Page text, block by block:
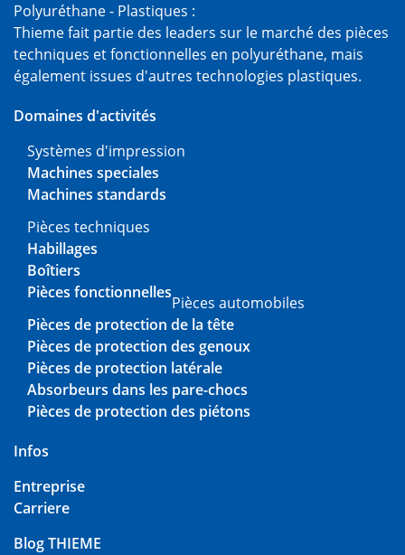
Polyuréthane - Plastiques :
Thieme fait partie des leaders sur le marché des pièces
techniques et fonctionnelles en polyuréthane, mais
également issues d'autres technologies plastiques.
Domaines d'activités
Systèmes d'impression
Machines speciales
Machines standards
Pièces techniques
Habillages
Boîtiers
Pièces fonctionnelles
Pièces automobiles
Pièces de protection de la tête
Pièces de protection des genoux
Pièces de protection latérale
Absorbeurs dans les pare-chocs
Pièces de protection des piétons
Infos
Entreprise
Carriere
Blog THIEME